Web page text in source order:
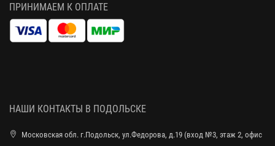
ПРИНИМАЕМ К ОПЛАТЕ
НАШИ КОНТАКТЫ В ПОДОЛЬСКЕ
Московская обл. г.Подольск, ул.Федорова, д.19 (вход №3, этаж 2, офис